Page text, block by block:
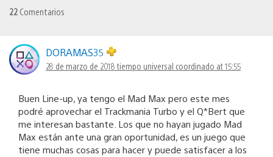
22 Comentarios
DORAMAS35
28 de marzo de 2018 tiempo universal coordinado at 15:55
Buen Line-up, ya tengo el Mad Max pero este mes
podré aprovechar el Trackmania Turbo y el Q*Bert que
me interesan bastante. Los que no hayan jugado Mad
Max están ante una gran oportunidad, es un juego que
tiene muchas cosas para hacer y puede satisfacer a los